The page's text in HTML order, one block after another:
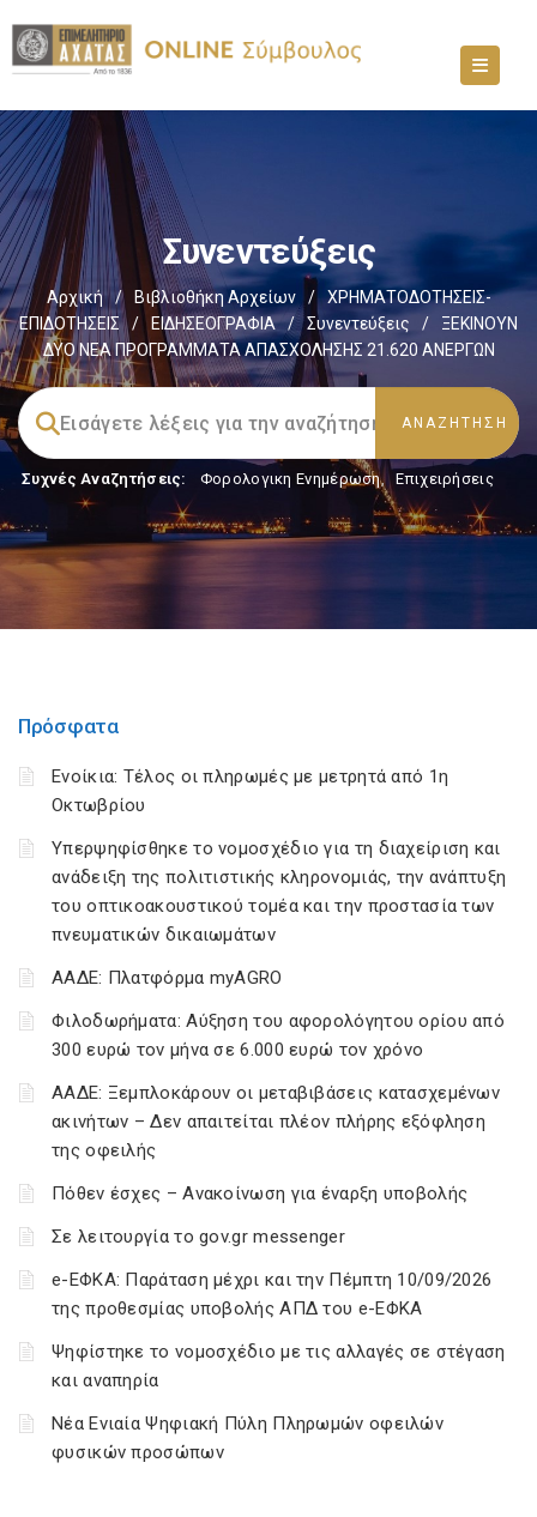
Συνεντεύξεις
Αρχική / Βιβλιοθήκη Αρχείων /
ΧΡΗΜΑΤΟΔΟΤΗΣΕΙΣ-
ΕΠΙΔΟΤΗΣΕΙΣ
/ ΕΙΔΗΣΕΟΓΡΑΦΙΑ / Συνεντεύξεις /
ΞΕΚΙΝΟΥΝ
ΔΥΟ ΝΕΑ ΠΡΟΓΡΑΜΜΑΤΑ ΑΠΑΣΧΟΛΗΣΗΣ 21.620 ΑΝΕΡΓΩΝ
Συχνές Αναζητήσεις: Φορολογικη Ενημέρωση, Επιχειρήσεις
Πρόσφατα
Ενοίκια: Τέλος οι πληρωμές με μετρητά από 1η
Οκτωβρίου
Υπερψηφίσθηκε το νομοσχέδιο για τη διαχείριση και
ανάδειξη της πολιτιστικής κληρονομιάς, την ανάπτυξη
του οπτικοακουστικού τομέα και την προστασία των
πνευματικών δικαιωμάτων
ΑΑΔΕ: Πλατφόρμα myAGRO
Φιλοδωρήματα: Αύξηση του αφορολόγητου ορίου από
300 ευρώ τον μήνα σε 6.000 ευρώ τον χρόνο
ΑΑΔΕ: Ξεμπλοκάρουν οι μεταβιβάσεις κατασχεμένων
ακινήτων – Δεν απαιτείται πλέον πλήρης εξόφληση
της οφειλής
Πόθεν έσχες – Ανακοίνωση για έναρξη υποβολής
Σε λειτουργία το gov.gr messenger
e-ΕΦΚΑ: Παράταση μέχρι και την Πέμπτη 10/09/2026
της προθεσμίας υποβολής ΑΠΔ του e-ΕΦΚΑ
Ψηφίστηκε το νομοσχέδιο με τις αλλαγές σε στέγαση
και αναπηρία
Νέα Ενιαία Ψηφιακή Πύλη Πληρωμών οφειλών
φυσικών προσώπων